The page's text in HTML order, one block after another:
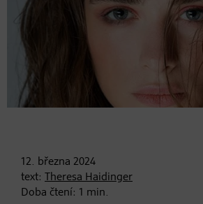
12. března 2024
text:
Theresa Haidinger
Doba čtení: 1 min.